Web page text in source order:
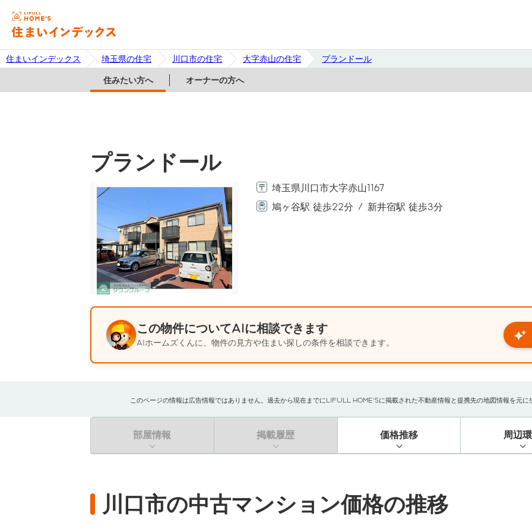
住まいインデックス 埼玉県の住宅 川口市の住宅 大字赤山の住宅 プランドール
住みたい方へ オーナーの方へ
プランドール
埼玉県川口市大字赤山1167
鳩ヶ谷駅 徒歩22分
新井宿駅 徒歩3分
この物件についてAIに相談できます
AIホームズくんに、物件の見方や住まい探しの条件を相談できます。
このページの情報は広告情報ではありません。過去から現在までにLIFULL HOME'Sに掲載された不動産情報と提携先の地図情報を元
部屋情報 掲載履歴 価格推移 周辺
川口市の中古マンション価格の推移